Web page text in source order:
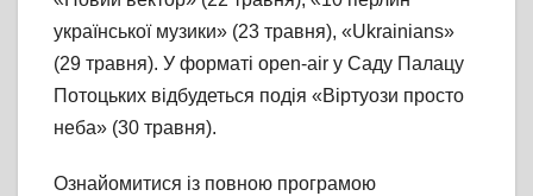
української музики» (23 травня), «Ukrainians»
(29 травня). У форматі open-air у Саду Палацу
Потоцьких відбудеться подія «Віртуози просто
неба» (30 травня).
Ознайомитися із повною програмою